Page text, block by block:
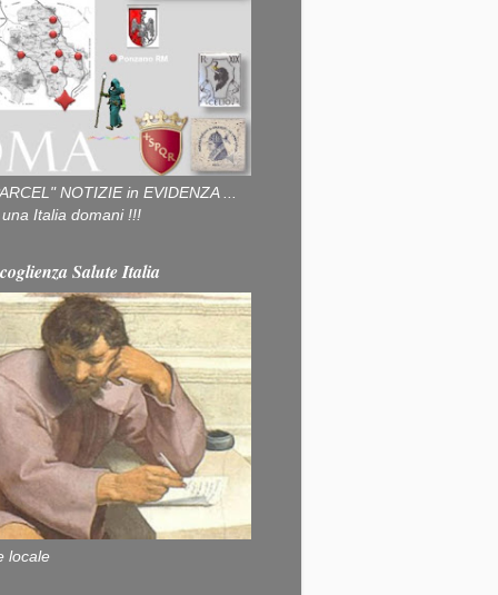
NOTIZIE in EVIDENZA ...
Italia domani !!!
Salute Italia
locale